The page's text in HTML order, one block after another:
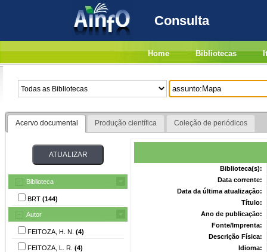
Consulta
Home Bibliotecas
Acervo documental Produção científica Coleção de periódicos
Biblioteca
BRT (144)
Autor
FEITOZA, H. N. (4)
FEITOZA, L. R. (4)
Biblioteca(s):
Data corrente:
Data da última atualização:
Título:
Ano de publicação:
Fonte/Imprenta:
Descrição Física:
Idioma: